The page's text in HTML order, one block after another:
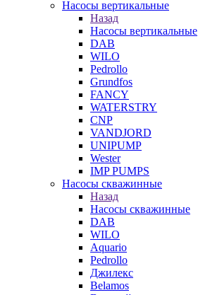
Насосы вертикальные
Назад
Насосы вертикальные
DAB
WILO
Pedrollo
Grundfos
FANCY
WATERSTRY
CNP
VANDJORD
UNIPUMP
Wester
IMP PUMPS
Насосы скважинные
Назад
Насосы скважинные
DAB
WILO
Aquario
Pedrollo
Джилекс
Belamos